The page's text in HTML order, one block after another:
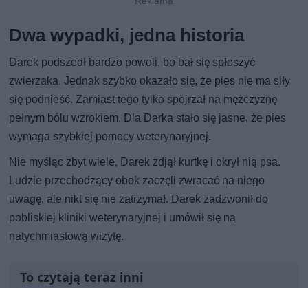
Dwa wypadki, jedna historia
Darek podszedł bardzo powoli, bo bał się spłoszyć
zwierzaka. Jednak szybko okazało się, że pies nie ma siły
się podnieść. Zamiast tego tylko spojrzał na mężczyznę
pełnym bólu wzrokiem. Dla Darka stało się jasne, że pies
wymaga szybkiej pomocy weterynaryjnej.
Nie myśląc zbyt wiele, Darek zdjął kurtkę i okrył nią psa.
Ludzie przechodzący obok zaczęli zwracać na niego
uwagę, ale nikt się nie zatrzymał. Darek zadzwonił do
pobliskiej kliniki weterynaryjnej i umówił się na
natychmiastową wizytę.
To czytają teraz inni